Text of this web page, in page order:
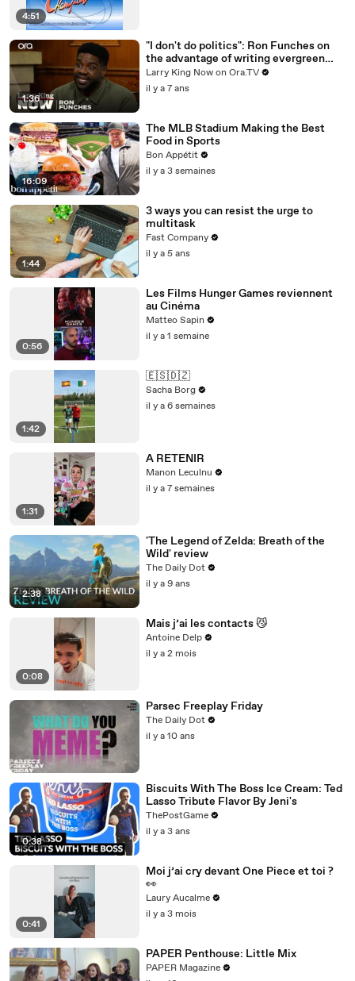
4:51
1:36
"I don't do politics": Ron Funches on
the advantage of writing evergreen
jokes
Larry King Now on Ora.TV
il y a 7 ans
16:09
The MLB Stadium Making the Best
Food in Sports
Bon Appétit
il y a 3 semaines
1:44
3 ways you can resist the urge to
multitask
Fast Company
il y a 5 ans
0:56
Les Films Hunger Games reviennent
au Cinéma
Matteo Sapin
il y a 1 semaine
1:42
🇪🇸🇩🇿
Sacha Borg
il y a 6 semaines
1:31
A RETENIR
Manon Leculnu
il y a 7 semaines
2:38
'The Legend of Zelda: Breath of the
Wild' review
The Daily Dot
il y a 9 ans
0:08
Mais j’ai les contacts 😼
Antoine Delp
il y a 2 mois
Parsec Freeplay Friday
The Daily Dot
il y a 10 ans
0:38
Biscuits With The Boss Ice Cream: Ted
Lasso Tribute Flavor By Jeni's
ThePostGame
il y a 3 ans
0:41
Moi j’ai cry devant One Piece et toi ?
👀
Laury Aucalme
il y a 3 mois
PAPER Penthouse: Little Mix
PAPER Magazine